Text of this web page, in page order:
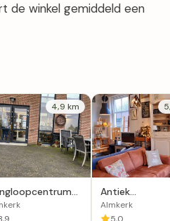
de winkel gemiddeld een
4,9 km
in Almkerk
Antiek
Almkerk
Almkerk
5,0